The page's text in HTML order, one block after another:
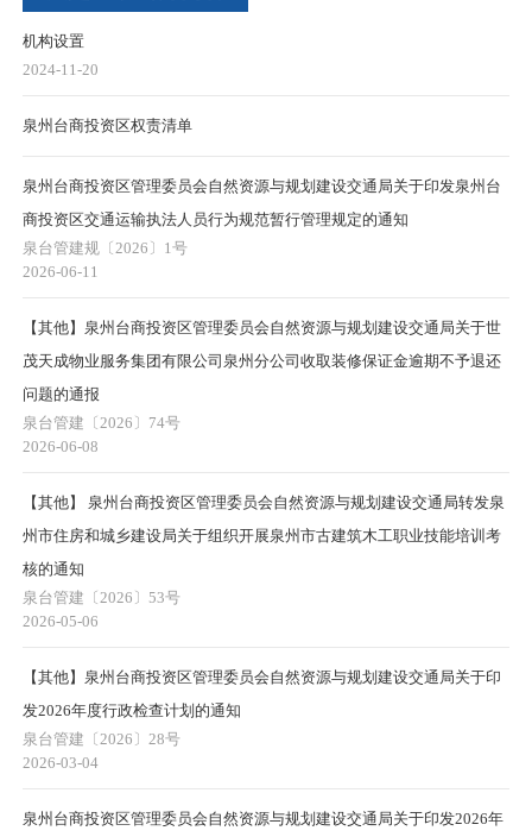
机构设置
2024-11-20
泉州台商投资区权责清单
泉州台商投资区管理委员会自然资源与规划建设交通局关于印发泉州台
商投资区交通运输执法人员行为规范暂行管理规定的通知
泉台管建规〔2026〕1号
2026-06-11
【其他】泉州台商投资区管理委员会自然资源与规划建设交通局关于世
茂天成物业服务集团有限公司泉州分公司收取装修保证金逾期不予退还
问题的通报
泉台管建〔2026〕74号
2026-06-08
【其他】 泉州台商投资区管理委员会自然资源与规划建设交通局转发泉
州市住房和城乡建设局关于组织开展泉州市古建筑木工职业技能培训考
核的通知
泉台管建〔2026〕53号
2026-05-06
【其他】泉州台商投资区管理委员会自然资源与规划建设交通局关于印
发2026年度行政检查计划的通知
泉台管建〔2026〕28号
2026-03-04
泉州台商投资区管理委员会自然资源与规划建设交通局关于印发2026年